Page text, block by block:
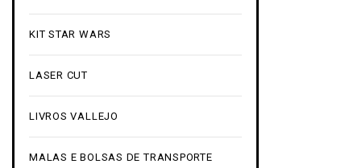
KIT STAR WARS
LASER CUT
LIVROS VALLEJO
MALAS E BOLSAS DE TRANSPORTE